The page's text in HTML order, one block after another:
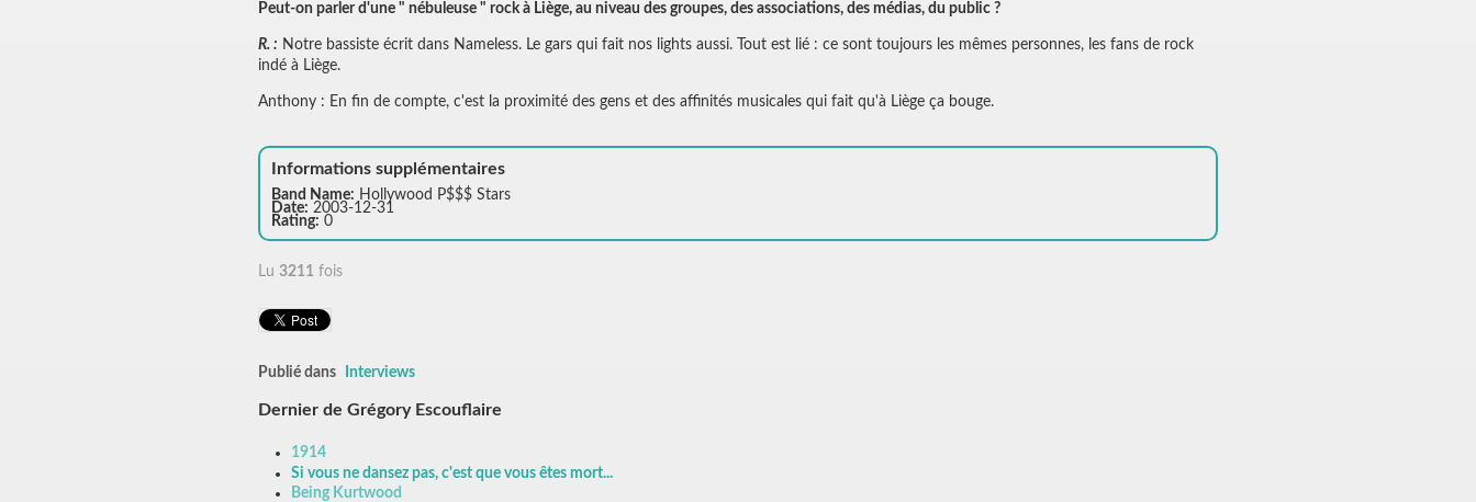
Peut-on parler d'une " nébuleuse " rock à Liège, au niveau des groupes, des associations, des médias, du public ?
R. : Notre bassiste écrit dans Nameless. Le gars qui fait nos lights aussi. Tout est lié : ce sont toujours les mêmes personnes, les fans de rock
indé à Liège.
Anthony : En fin de compte, c'est la proximité des gens et des affinités musicales qui fait qu'à Liège ça bouge.
Informations supplémentaires
Band Name: Hollywood P$$$ Stars
Date: 2003-12-31
Rating: 0
Lu 3211 fois
Publié dans Interviews
Dernier de Grégory Escouflaire
1914
Si vous ne dansez pas, c'est que vous êtes mort...
Being Kurtwood